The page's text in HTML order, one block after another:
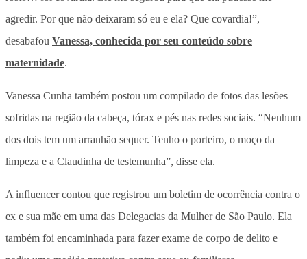
agredir. Por que não deixaram só eu e ela? Que covardia!”,
desabafou Vanessa, conhecida por seu conteúdo sobre
maternidade.
Vanessa Cunha também postou um compilado de fotos das lesões
sofridas na região da cabeça, tórax e pés nas redes sociais. “Nenhum
dos dois tem um arranhão sequer. Tenho o porteiro, o moço da
limpeza e a Claudinha de testemunha”, disse ela.
A influencer contou que registrou um boletim de ocorrência contra o
ex e sua mãe em uma das Delegacias da Mulher de São Paulo. Ela
também foi encaminhada para fazer exame de corpo de delito e